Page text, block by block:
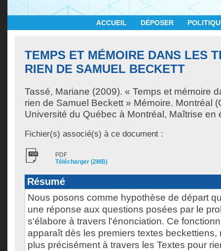
ACCUEIL DÉPOSER
TEMPS ET MÉMOIRE DANS LES
RIEN DE SAMUEL BECKETT
Tassé, Mariane (2009). « Temps et mémoire
rien de Samuel Beckett » Mémoire. Montréal
Université du Québec à Montréal, Maîtrise en
Fichier(s) associé(s) à ce document :
PDF
Télécharger (2MB)
Résumé
Nous posons comme hypothèse de départ
une réponse aux questions posées par le
s'élabore à travers l'énonciation. Ce
apparaît dès les premiers textes beckettiens,
plus précisément à travers les Textes pour